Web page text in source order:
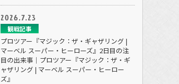
2026.7.23
観戦記事
プロツアー『マジック：ザ・ギャザリング |
マーベル スーパー・ヒーローズ』2日目の注
目の出来事｜プロツアー『マジック：ザ・ギ
ャザリング | マーベル スーパー・ヒーロー
ズ』